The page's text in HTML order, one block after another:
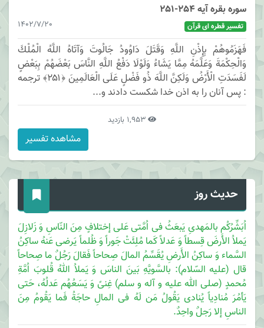
سوره بقره آیه 254-251
1402/7/20 تفسیر قطره ای قرآن
فَهَزَمُوهُمْ بِإِذْنِ اللَّهِ وَقَتَلَ دَاوُودُ جَالُوتَ وَآتَاهُ اللَّهُ الْمُلْكَ
وَالْحِكْمَةَ وَعَلَّمَهُ مِمَّا يَشَاءُ وَلَوْلَا دَفْعُ اللَّهِ النَّاسَ بَعْضَهُمْ بِبَعْضٍ
لَفَسَدَتِ الْأَرْضُ وَلَكِنَّ اللَّهَ ذُو فَضْلٍ عَلَى الْعَالَمِينَ ﴿۲۵۱﴾ ترجمه
: پس آنان را به اذن خدا شكست دادند و...
مشاهده تفسیر
حدیث روز
اُبَشِّرُکُم بالمَهدیِ یَبعَثُ فی اُمَّتی عَلی إختلافٍ مِنَ النّاسِ وَ زَلازِلَ
یَملاُ الأَرضَ قِسطاً وَ عَدلاً کَما مُلِئَتْ جَوراً وَ ظُلماً یَرضی عَنهُ ساکِنُ
السَّماء وَ ساکِنُ الأَرضِ یُقَسِّمُ المالَ صِحاحاً فَقالَ رَجُلٌ ما صِحاحاً
قال (علیه السّلام): بالسَّویَّهِ بَینَ الناسَ وَ یَملاُ اللهُ قُلوبَ اُمَّةِ
مُحمدٍ (صلی الله علیه و آله و سلم) غِنیً وَ یَسَعُهُم عَدلُهُ، حَتی
یَأمُرَ مُنادِیاً یُنادی یَقُولُ مَن لَهُ فی المالِ حاجَةُ فَما یَقُومُ مِنَ
الناسِ إلا رَجلٌ واحِدٌ.